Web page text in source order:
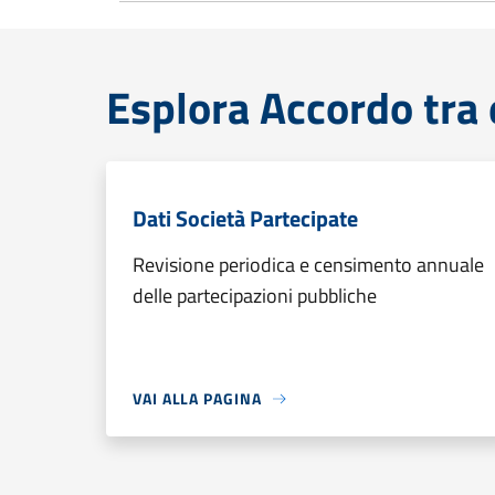
Esplora Accordo
Dati Società Partecipate
Revisione periodica e censimento annuale
delle partecipazioni pubbliche
VAI ALLA PAGINA